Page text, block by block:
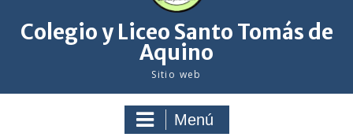
Colegio y Liceo Santo Tomás de
Aquino
Sitio web
Menú